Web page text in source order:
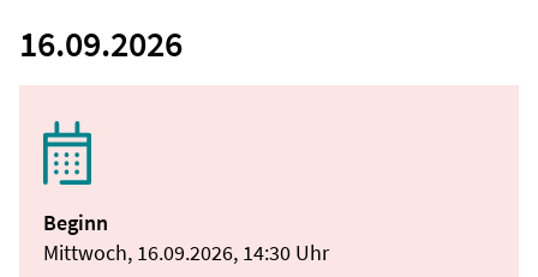
16.09.2026
Beginn
Mittwoch, 16.09.2026, 14:30 Uhr